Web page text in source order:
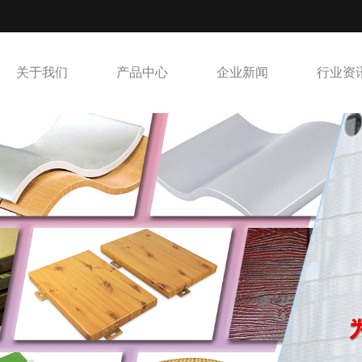
关于我们 产品中心 企业新闻 行业资